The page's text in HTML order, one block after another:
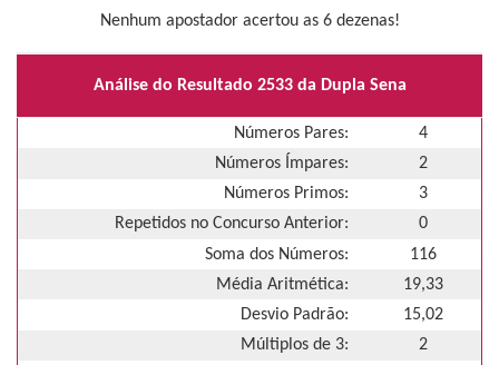
Nenhum apostador acertou as 6 dezenas!
Análise do Resultado 2533 da Dupla Sena
Números Pares:
4
Números Ímpares:
2
Números Primos:
3
Repetidos no Concurso Anterior:
0
Soma dos Números:
116
Média Aritmética:
19,33
Desvio Padrão:
15,02
Múltiplos de 3:
2